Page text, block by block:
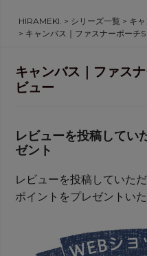
HIRAMEKI. シリーズ一覧
キ
キャンバス｜ファスナーポーチ
キャンバス｜ファス
ビュー
レビューを投稿してい
ゼント
レビューを投稿していた
ポイントをプレゼントいた